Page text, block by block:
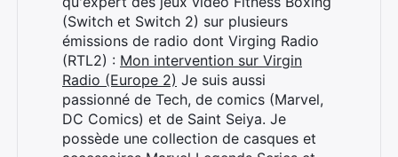
(Switch et Switch 2) sur plusieurs
émissions de radio dont Virging Radio
(RTL2) : Mon intervention sur Virgin
Radio (Europe 2) Je suis aussi
passionné de Tech, de comics (Marvel,
DC Comics) et de Saint Seiya. Je
possède une collection de casques et